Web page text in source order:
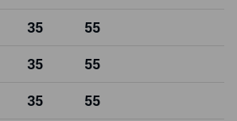
35 55
35 55
35 55